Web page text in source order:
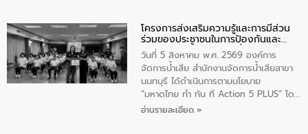
วัดสิงห์ จังหวัดชัยนาท โดยมีนายแสงชัย
สุขชื่น นายกเทศมนตรีตำบลวัดสิงห์ คณะผู้
บริหารเทศบาลตำบลวัดสิงห์ ผู้นำชุมชน และ
ประชาชนในพื้นที่เทศบาลตำบลวัดสิงก์ที่มี
ส่วนได้ส่วนเสียในโครงก่อสร้างศูนย์บริหาร
จัดการคุณภาพน้ำเทศบาลตำบลวัดสิงห์
จังหวัดชัยนาท ให้การต้อนรับ
โครงการส่งเสริมความรู้และการมีส่วน
ร่วมของประชาชนในการป้องกันและ
แก้ไขปัญหาน้ำเสียอย่างยั่งยืน
วันที่ 5 สิงหาคม พ.ศ. 2569 องค์การ
จัดการน้ำเสีย สำนักงานจัดการน้ำเสียสาขา
นนทบุรี ได้ดำเนินการตามนโยบาย
“มหาดไทย ทำ ทัน ที Action 5 PLUS” โดย
จัดโครงการส่งเสริมความรู้และการมีส่วน
อ่านรายละเอียด »